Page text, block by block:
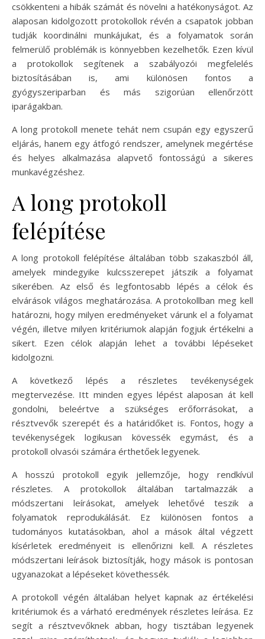
csökkenteni a hibák számát és növelni a hatékonyságot. Az
alaposan kidolgozott protokollok révén a csapatok jobban
tudják koordinálni munkájukat, és a folyamatok során
felmerülő problémák is könnyebben kezelhetők. Ezen kívül
a protokollok segítenek a szabályozói megfelelés
biztosításában is, ami különösen fontos a
gyógyszeriparban és más szigorúan ellenőrzött
iparágakban.
A long protokoll menete tehát nem csupán egy egyszerű
eljárás, hanem egy átfogó rendszer, amelynek megértése
és helyes alkalmazása alapvető fontosságú a sikeres
munkavégzéshez.
A long protokoll
felépítése
A long protokoll felépítése általában több szakaszból áll,
amelyek mindegyike kulcsszerepet játszik a folyamat
sikerében. Az első és legfontosabb lépés a célok és
elvárások világos meghatározása. A protokollban meg kell
határozni, hogy milyen eredményeket várunk el a folyamat
végén, illetve milyen kritériumok alapján fogjuk értékelni a
sikert. Ezen célok alapján lehet a további lépéseket
kidolgozni.
A következő lépés a részletes tevékenységek
megtervezése. Itt minden egyes lépést alaposan át kell
gondolni, beleértve a szükséges erőforrásokat, a
résztvevők szerepét és a határidőket is. Fontos, hogy a
tevékenységek logikusan kövessék egymást, és a
protokoll olvasói számára érthetőek legyenek.
A hosszú protokoll egyik jellemzője, hogy rendkívül
részletes. A protokollok általában tartalmazzák a
módszertani leírásokat, amelyek lehetővé teszik a
folyamatok reprodukálását. Ez különösen fontos a
tudományos kutatásokban, ahol a mások által végzett
kísérletek eredményeit is ellenőrizni kell. A részletes
módszertani leírások biztosítják, hogy mások is pontosan
ugyanazokat a lépéseket követhessék.
A protokoll végén általában helyet kapnak az értékelési
kritériumok és a várható eredmények részletes leírása. Ez
segít a résztvevőknek abban, hogy tisztában legyenek